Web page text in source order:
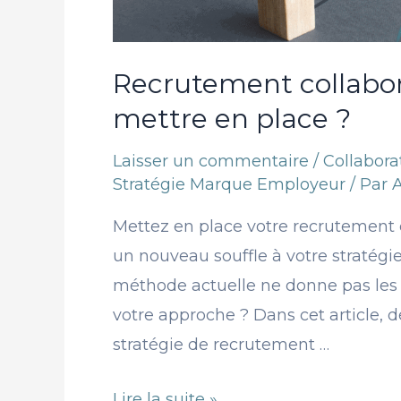
Recrutement
mettre en place ?
Laisser un commentaire /
Stratégie Marque Employeur / Par
Mettez en place votre recrutement
un nouveau souffle à votre
méthode actuelle ne donne pas
votre approche ? Dans cet article,
stratégie de recrutement …